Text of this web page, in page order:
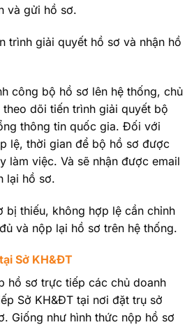
và gửi hồ sơ.
trình giải quyết hồ sơ và nhận hồ
công bộ hồ sơ lên hệ thống, chủ
dõi tiến trình giải quyết bộ
thông tin quốc gia. Đối với
lệ, thời gian để bộ hồ sơ được
làm việc. Và sẽ nhận được email
lại hồ sơ.
bị thiếu, không hợp lệ cần chỉnh
và nộp lại hồ sơ trên hệ thống.
Sở KH&ĐT
hồ sơ trực tiếp các chủ doanh
Sở KH&ĐT tại nơi đặt trụ sở
Giống như hình thức nộp hồ sơ